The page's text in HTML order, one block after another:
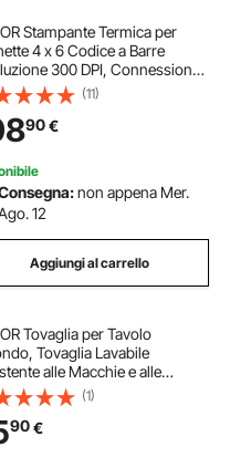
Stampante Termica per
4 x 6 Codice a Barre
300 DPI, Connessione
/ Bluetooth, Etichettatrice
150 mm/s Compatibile a
Windows/MAC
Chromebook
(11)
90€
non appena Mer.
12
Aggiungi al carrello
Tovaglia per Tavolo
Tovaglia Lavabile
alle Macchie e alle
Copritavola Diametro 3048
Copritavolo in Tessuto di
per Matrimonio, Festa, 2
Bianco
(1)
90€